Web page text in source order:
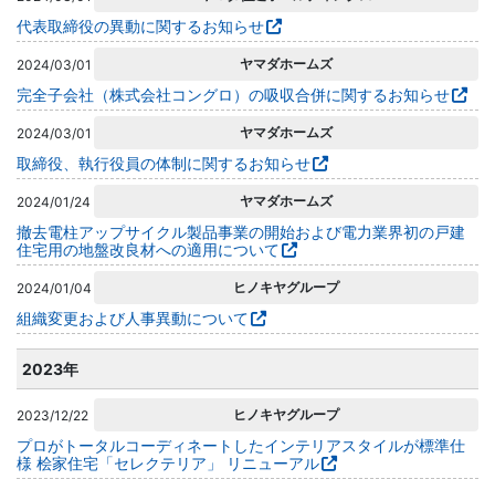
代表取締役の異動に関するお知らせ
2024/03/01 ヤマダホームズ
完全子会社（株式会社コングロ）の吸収合併に関するお知らせ
2024/03/01 ヤマダホームズ
取締役、執行役員の体制に関するお知らせ
2024/01/24 ヤマダホームズ
撤去電柱アップサイクル製品事業の開始および電力業界初の戸建
住宅用の地盤改良材への適用について
2024/01/04 ヒノキヤグループ
組織変更および人事異動について
2023年
2023/12/22 ヒノキヤグループ
プロがトータルコーディネートしたインテリアスタイルが標準仕
様 桧家住宅「セレクテリア」 リニューアル